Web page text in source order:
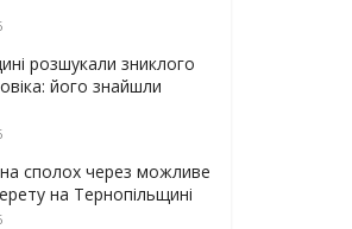
розшукали зниклого
його знайшли
сполох через можливе
на Тернопільщині